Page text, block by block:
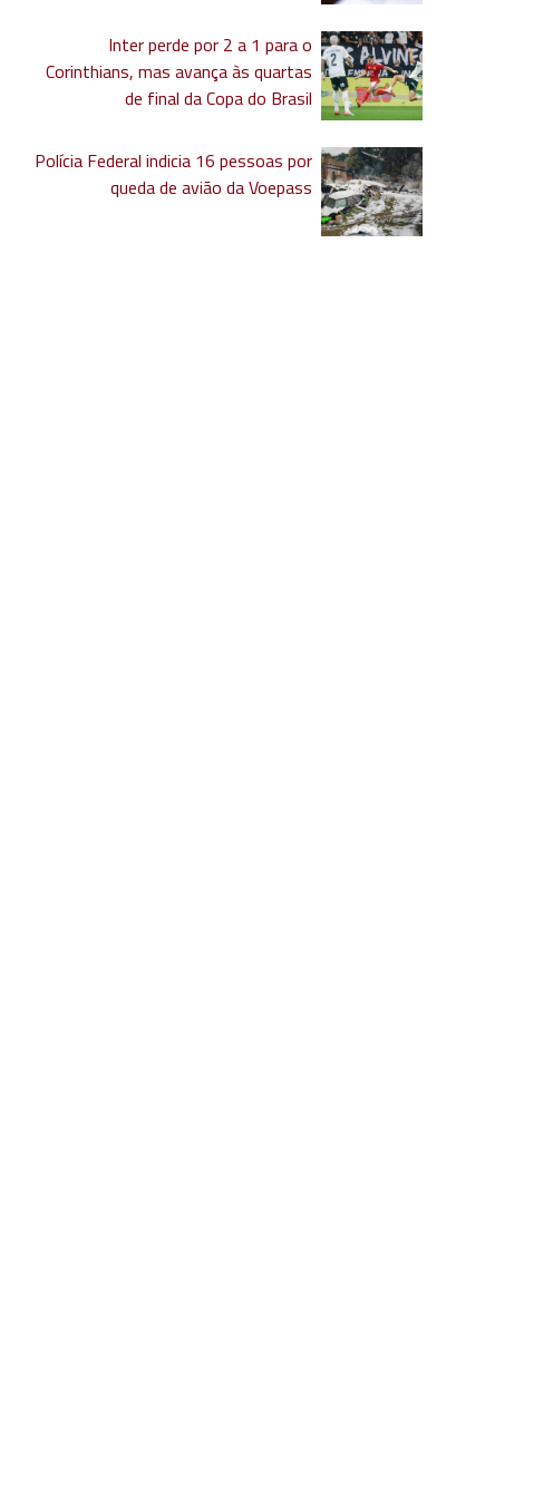
Inter perde por 2 a 1 para o
Corinthians, mas avança às quartas
de final da Copa do Brasil
Polícia Federal indicia 16 pessoas por
queda de avião da Voepass